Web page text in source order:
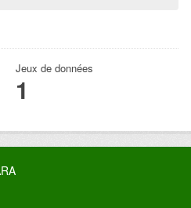
Jeux de données
1